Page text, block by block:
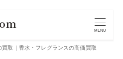
MENU
買取｜香水・フレグランスの高価買取